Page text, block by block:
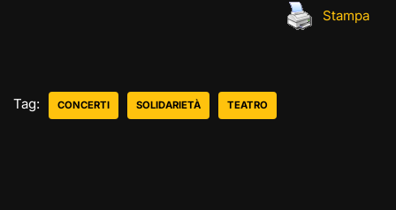
Stampa
Tag: CONCERTI SOLIDARIETÀ TEATRO